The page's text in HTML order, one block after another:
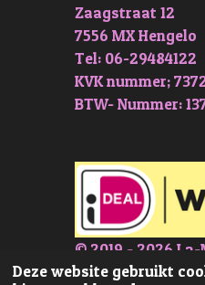
Deze website gebruikt
Zaagstraat 12
7556 MX Hengelo
Tel: 06-29484122
KVK nummer;
BTW- Nummer:
© 2019 - 2026